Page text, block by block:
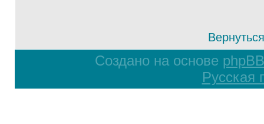
Создано на основе phpBB
Русская